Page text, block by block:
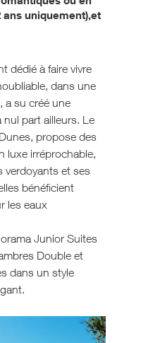
uniquement),et
dédié à faire vivre
dans une
a su créé une
part ailleurs. Le
propose des
luxe irréprochable,
verdoyants et ses
bénéficient
les eaux
Junior Suites
Double et
dans un style